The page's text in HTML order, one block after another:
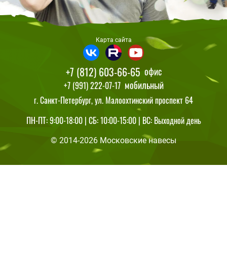
ПН-ПТ: 9:00-18:00 | СБ: 10:00-15:00 | ВС: Выходной день
© 2014-2026 Московские навесы
+7 (812) 603-66-65 офис
+7 (991) 222-07-17 мобильный
г. Санкт-Петербург, ул. Малоохтинский проспект 64
Карта сайта